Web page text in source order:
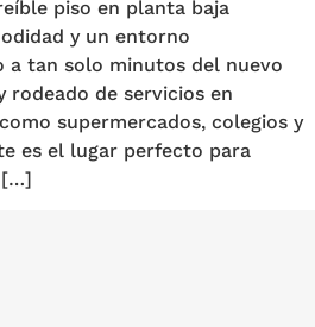
piso en planta baja
y un entorno
a tan solo minutos del nuevo
rodeado de servicios en
supermercados, colegios y
es el lugar perfecto para
[…]